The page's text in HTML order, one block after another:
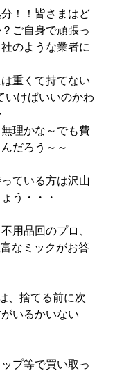
！！皆さまはど
ご自身で頑張っ
のような業者に
重くて持てない
いけばいいのかわ
理かな～でも費
だろう～～
ている方は沢山
う・・・
用品回のプロ、
なミックがお答
、捨てる前に次
いるかいない
プ等で買い取っ